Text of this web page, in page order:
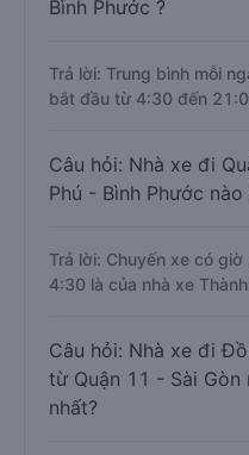
Bình Phước ?
Trả lời: Trung bình mỗi
bắt đầu từ 4:30 đến
Câu hỏi: Nhà xe đi
Phú - Bình Phước
Trả lời: Chuyến xe có
4:30 là của nhà xe
Câu hỏi: Nhà xe đi
từ Quận 11 - Sài Gòn
nhất?